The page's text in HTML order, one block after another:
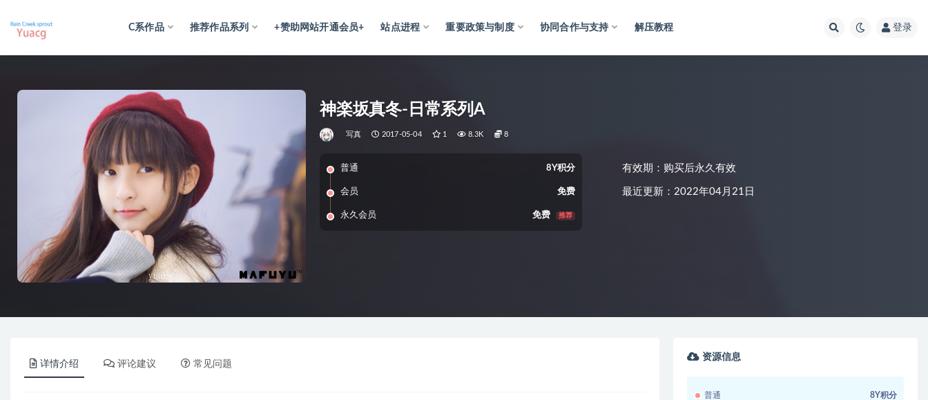
C系作品 推荐作品系列 +赞助网站开通会员+ 站点进程 重要政策与制度 协同合作与支持 解压教程 登录
神楽坂真冬-日常系列A
写真 2017-05-04 1 8.3K 8
普通 8Y积分
会员 免费
永久会员 免费 推荐
有效期：购买后永久有效
最近更新：2022年04月21日
详情介绍 评论建议 常见问题
资源信息
普通 8Y积分